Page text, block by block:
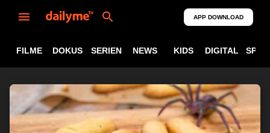
APP DOWNLOAD
FILME DOKUS SERIEN NEWS KIDS DIGITAL